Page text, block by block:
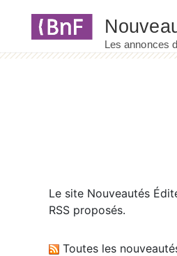
Le site Nouveautés
RSS proposés.
Toutes les